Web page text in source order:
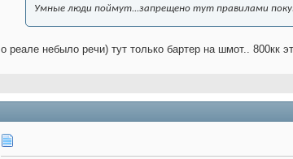
Умные люди поймут...запрещено тут правилами
о реале небыло речи) тут только бартер на шмот.. 800кк